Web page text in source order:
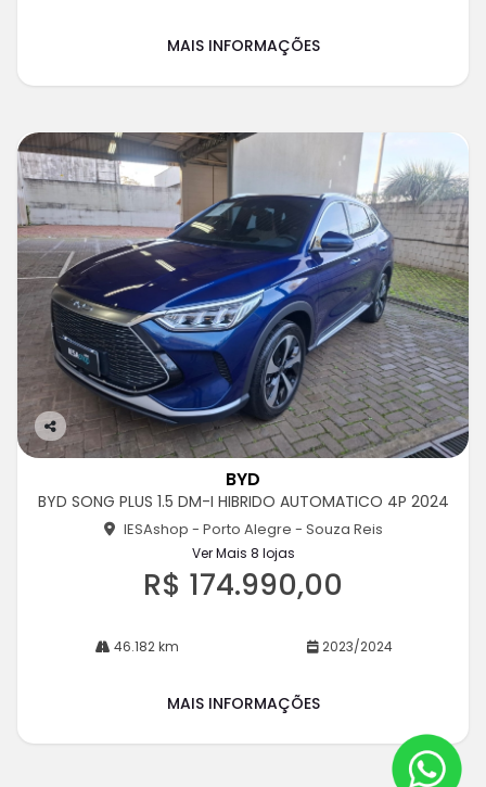
MAIS INFORMAÇÕES
Co
rtil
BYD
BYD SONG PLUS 1.5 DM-I HIBRIDO AUTOMATICO 4P 2024
IESAshop - Porto Alegre - Souza Reis
Ver Mais 8 lojas
R$ 174.990,00
46.182 km 2023/2024
MAIS INFORMAÇÕES